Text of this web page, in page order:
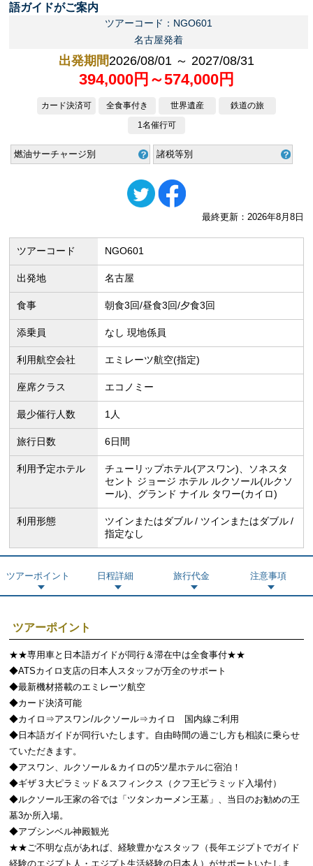
語ガイドがご案内
ツアーコード：NGO601
名古屋発着
出発期間2026/08/01 ～ 2027/08/31
394,000円～574,000円
カード決済可 全食事付き 世界遺産
鉄道の旅
1名催行可
燃油サーチャージ別 諸税等別
最終更新：2026年8月8日
ツアーコード NGO601
出発地 名古屋
食事 朝食3回/昼食3回/夕食3回
添乗員 なし 現地係員
利用航空会社 エミレーツ航空(指定)
座席クラス エコノミー
最少催行人数 1人
旅行日数 6日間
利用予定ホテル
チューリップホテル(アスワン)、ソネスタ
セント ジョージ ホテル ルクソール(ルクソ
ール)、グランド ナイル タワー(カイロ)
利用形態 ツインまたはダブル
ツインまたはダブル
指定なし
ツアーポイント 日程詳細 旅行代金 注意事項
ツアーポイント
★★専用車と日本語ガイドが同行＆滞在中は全食事付★★
◆ATSカイロ支店の日本人スタッフが万全のサポート
◆最新機材搭載のエミレーツ航空
◆カード決済可能
◆カイロ⇒アスワン/ルクソール⇒カイロ 国内線ご利用
◆日本語ガイドが同行いたします。自由時間の過ごし方も相談に乗らせ
ていただきます。
◆アスワン、ルクソール＆カイロの5ツ星ホテルに宿泊！
◆ギザ３大ピラミッド＆スフィンクス（クフ王ピラミッド入場付）
◆ルクソール王家の谷では「ツタンカーメン王墓」、当日のお勧めの王
墓3か所入場。
◆アブシンベル神殿観光
★★ご不明な点があれば、経験豊かなスタッフ（長年エジプトでガイド
経験のエジプト人・エジプト生活経験の日本人）がサポートいたしま